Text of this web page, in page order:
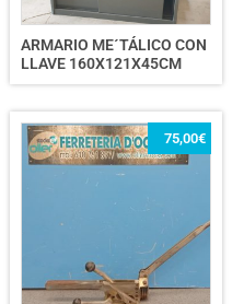
ARMARIO ME´TÁLICO CON
LLAVE 160X121X45CM
75,00€